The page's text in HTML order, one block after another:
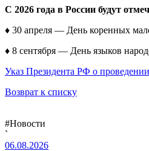
С 2026 года в России будут
♦ 30 апреля — День коренных
♦ 8 сентября — День языков
Указ Президента РФ о
Возврат к списку
#Новости
`
06.08.2026